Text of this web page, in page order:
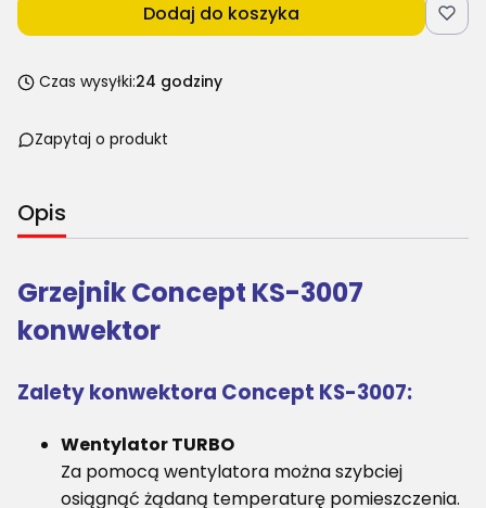
Dodaj do koszyka
Czas wysyłki:24 godziny
Zapytaj o produkt
Opis
Grzejnik Concept KS-3007
konwektor
Zalety konwektora Concept KS-3007:
Wentylator TURBO
Za pomocą wentylatora można szybciej
osiągnąć żądaną temperaturę pomieszczenia.